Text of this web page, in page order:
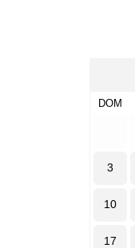
DOM
3
10
17